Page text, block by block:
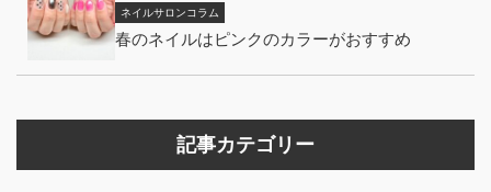
ネイルサロンコラム
春のネイルはピンクのカラーがおすすめ
記事カテゴリー